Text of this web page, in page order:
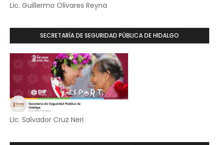
Lic. Guillermo Olivares Reyna
SECRETARÍA DE SEGURIDAD PÚBLICA DE HIDALGO
Lic. Salvador Cruz Neri